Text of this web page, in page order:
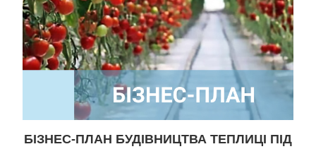
БІЗНЕС-ПЛАН БУДІВНИЦТВА ТЕПЛИЦІ ПІД